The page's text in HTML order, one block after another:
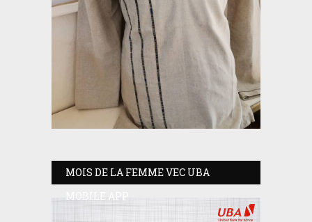
MOIS DE LA FEMME VEC UBA
MOBILE APP